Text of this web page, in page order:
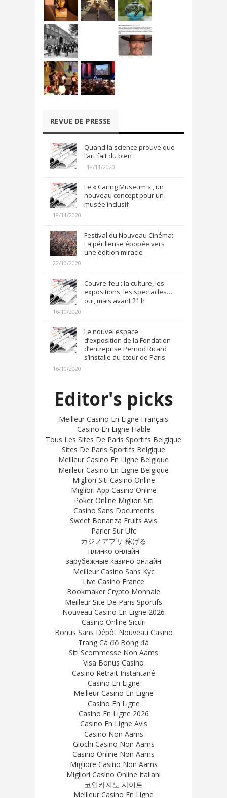
REVUE DE PRESSE
Quand la science prouve que
l’art fait du bien
18/11/2020
Le « Caring Museum « , un
nouveau concept pour un
musée inclusif
18/11/2020
Festival du Nouveau Cinéma:
La périlleuse épopée vers
une édition miracle
22/10/2020
Couvre-feu : la culture, les
expositions, les spectacles…
oui, mais avant 21 h
16/10/2020
Le nouvel espace
d’exposition de la Fondation
d’entreprise Pernod Ricard
s’installe au cœur de Paris
16/10/2020
Editor's picks
Meilleur Casino En Ligne Français
Casino En Ligne Fiable
Tous Les Sites De Paris Sportifs Belgique
Sites De Paris Sportifs Belgique
Meilleur Casino En Ligne Belgique
Meilleur Casino En Ligne Belgique
Migliori Siti Casino Online
Migliori App Casino Online
Poker Online Migliori Siti
Casino Sans Documents
Sweet Bonanza Fruits Avis
Parier Sur Ufc
カジノアプリ 稼げる
плинко онлайн
зарубежные казино онлайн
Meilleur Casino Sans Kyc
Live Casino France
Bookmaker Crypto Monnaie
Meilleur Site De Paris Sportifs
Nouveau Casino En Ligne 2026
Casino Online Sicuri
Bonus Sans Dépôt Nouveau Casino
Trang Cá độ Bóng đá
Siti Scommesse Non Aams
Visa Bonus Casino
Casino Retrait Instantané
Casino En Ligne
Meilleur Casino En Ligne
Casino En Ligne
Casino En Ligne 2026
Casino En Ligne Avis
Casino Non Aams
Giochi Casino Non Aams
Casino Online Non Aams
Migliore Casino Non Aams
Migliori Casino Online Italiani
코인카지노 사이트
Meilleur Casino En Ligne